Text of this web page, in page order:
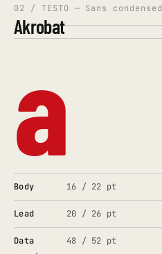
02 / TESTO — Sans condensed
Akrobat
a
Body 16 / 22 pt
Lead 20 / 26 pt
Data
48 / 52 pt